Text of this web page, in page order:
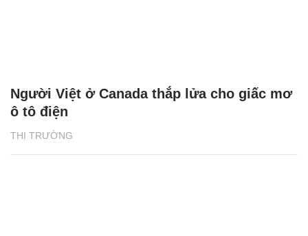
THỊ TRƯỜNG
Người Việt ở Canada thắp lửa cho giấc mơ
ô tô điện